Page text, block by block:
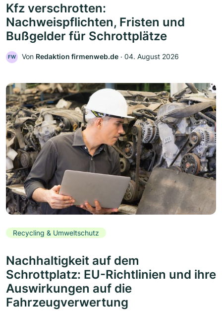
Kfz verschrotten:
Nachweispflichten, Fristen und
Bußgelder für Schrottplätze
FW Von Redaktion firmenweb.de ‧ 04. August 2026
Recycling & Umweltschutz
Nachhaltigkeit auf dem
Schrottplatz: EU-Richtlinien und ihre
Auswirkungen auf die
Fahrzeugverwertung